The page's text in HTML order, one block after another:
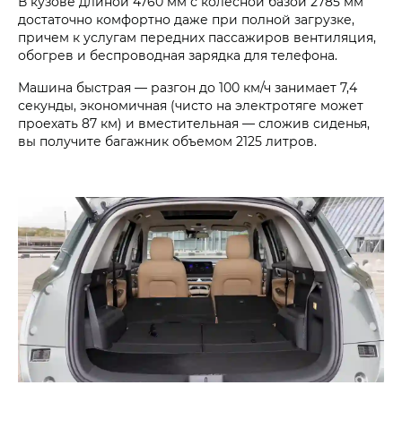
достаточно комфортно даже при полной загрузке,
причем к услуга­м передних пассажиров вентиляци­я,
обогрев и беспроводная зарядка для телефона.
Машина быстрая — разгон до 100 км/ч занимает 7,4
секунды, экономичная (чисто на электротяге может
проехать 87 км) и вместительная — сложив сиденья,
вы получите багажник объемом 2125 литров.